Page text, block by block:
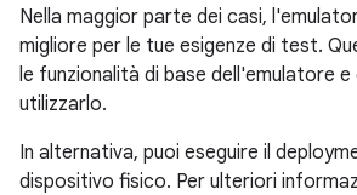
Nella maggior parte dei casi,
migliore per le tue esigenze di test.
le funzionalità di base dell'emulatore e
utilizzarlo.
In alternativa, puoi eseguire il
dispositivo fisico. Per ulteriori